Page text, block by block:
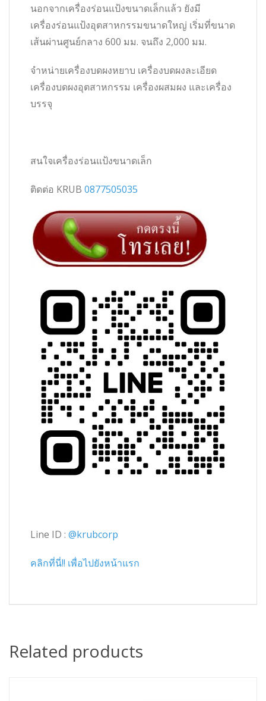
นอกจากเครื่องร่อนแป้งขนาดเล็กแล้ว ยังมี
เครื่องร่อนแป้งอุตสาหกรรมขนาดใหญ่ เริ่มที่ขนาด
เส้นผ่านศูนย์กลาง 600 มม. จนถึง 2,000 มม.
จำหน่ายเครื่องบดผงหยาบ เครื่องบดผงละเอียด
เครื่องบดผงอุตสาหกรรม เครื่องผสมผง และเครื่อง
บรรจุ
สนใจเครื่องร่อนแป้งขนาดเล็ก
ติดต่อ KRUB 0877505035
Line ID : @krubcorp
คลิกที่นี่!! เพื่อไปยังหน้าแรก
Related products